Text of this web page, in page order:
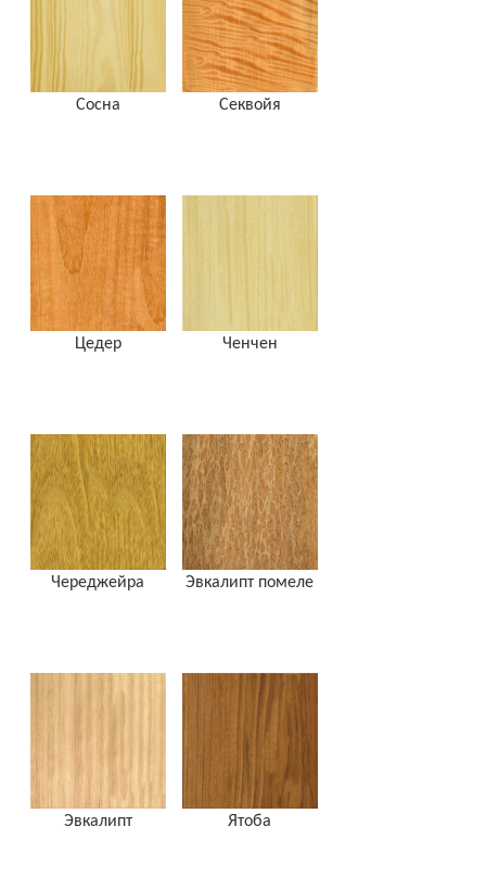
Сосна Секвойя
Цедер Ченчен
Череджейра Эвкалипт помеле
Эвкалипт Ятоба